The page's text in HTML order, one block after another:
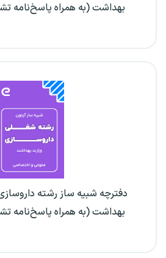
بهداشت (به همراه پاسخ‌نامه
دفترچه شبیه ساز رشته
بهداشت (به همراه پاسخ‌نامه